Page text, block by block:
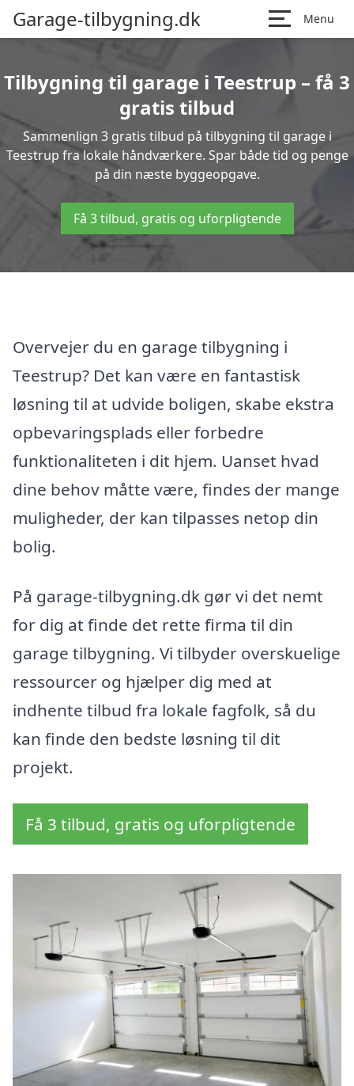
Garage-tilbygning.dk Menu
Tilbygning til garage i Teestrup – få 3
gratis tilbud
Sammenlign 3 gratis tilbud på tilbygning til garage i
Teestrup fra lokale håndværkere. Spar både tid og penge
på din næste byggeopgave.
Få 3 tilbud, gratis og uforpligtende
Overvejer du en garage tilbygning i
Teestrup? Det kan være en fantastisk
løsning til at udvide boligen, skabe ekstra
opbevaringsplads eller forbedre
funktionaliteten i dit hjem. Uanset hvad
dine behov måtte være, findes der mange
muligheder, der kan tilpasses netop din
bolig.
På garage-tilbygning.dk gør vi det nemt
for dig at finde det rette firma til din
garage tilbygning. Vi tilbyder overskuelige
ressourcer og hjælper dig med at
indhente tilbud fra lokale fagfolk, så du
kan finde den bedste løsning til dit
projekt.
Få 3 tilbud, gratis og uforpligtende